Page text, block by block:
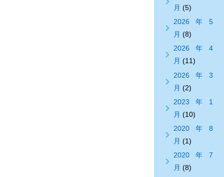
月 (5)
2026年5
月 (8)
2026年4
月 (11)
2026年3
月 (2)
2023年1
月 (10)
2020年8
月 (1)
2020年7
月 (8)